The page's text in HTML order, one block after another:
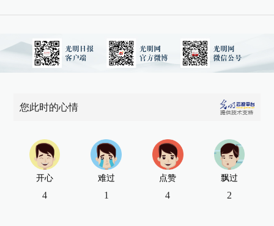
您此时的心情
开心
4
难过
1
点赞
4
飘过
2